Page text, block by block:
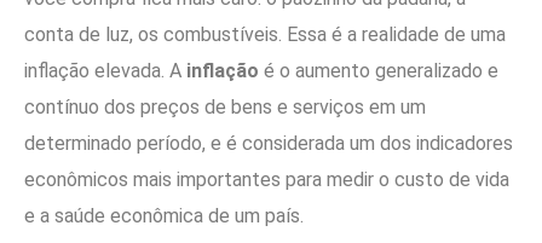
conta de luz, os combustíveis. Essa é a realidade de uma
inflação elevada. A inflação é o aumento generalizado e
contínuo dos preços de bens e serviços em um
determinado período, e é considerada um dos indicadores
econômicos mais importantes para medir o custo de vida
e a saúde econômica de um país.